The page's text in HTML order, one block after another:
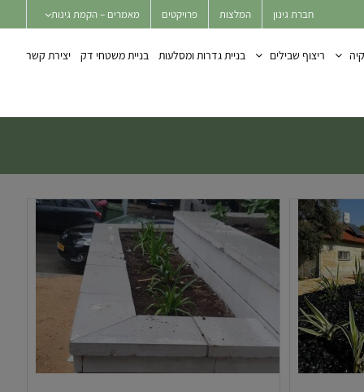
חברת גינון המלצות פרויקטים מאמרים – הקמת גינות
ריצוף שבילים בניית גדרות ומסלעות בניית משטחי דק יצירת קשר
הקמת גינה פרטית במושב ישרש